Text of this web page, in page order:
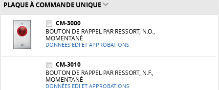
PLAQUE À COMMANDE UNIQUE
CM-3000
BOUTON DE RAPPEL PAR RESSORT, N.O.,
MOMENTANÉ
DONNÉES EDI ET APPROBATIONS
CM-3010
BOUTON DE RAPPEL PAR RESSORT, N.F.,
MOMENTANÉ
DONNÉES EDI ET APPROBATIONS